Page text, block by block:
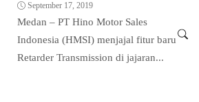
September 17, 2019
Medan – PT Hino Motor Sales
Indonesia (HMSI) menjajal fitur baru
Retarder Transmission di jajaran...